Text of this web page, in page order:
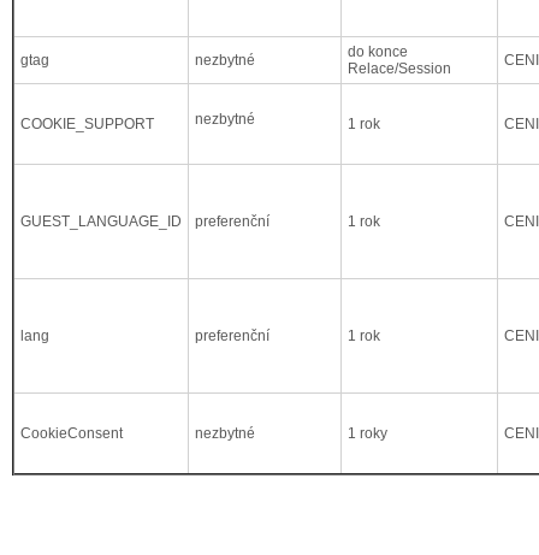
gtag nezbytné
do konce
Relace/Session
COOKIE_SUPPORT nezbytné 1 rok
GUEST_LANGUAGE_ID preferenční 1 rok
lang preferenční 1 rok
CookieConsent nezbytné 1 roky